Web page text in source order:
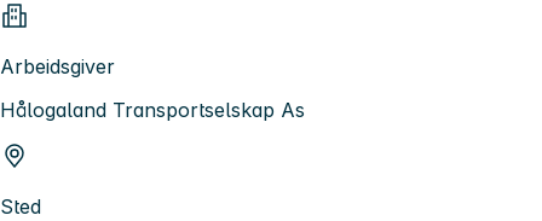
Arbeidsgiver
Hålogaland Transportselskap As
Sted